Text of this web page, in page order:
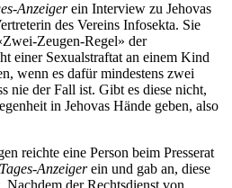
Anzeigerein Interview zu Jehovas
des Vereins Infosekta. Sie
Zeugen-Regel» der
einer Sexualstraftat an einem Kind
wenn es dafür mindestens zwei
nie der Fall ist. Gibt es diese nicht,
in Jehovas Hände geben, also
reichte eine Person beim Presserat
Tages-Anzeigerein und gab an, diese